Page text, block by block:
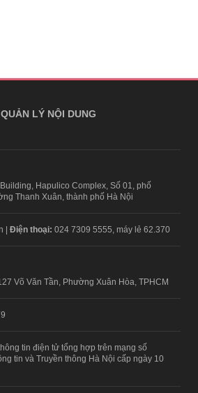
LÝ NỘI DUNG
Hapulico Complex, Số 01, phố
Thanh Xuân, thành phố Hà Nội
| Điện thoại: 024 7309 5555, máy lẻ 62.370
Võ Văn Tần, Phường Xuân Hòa, TPHCM
tin điện tử tổng hợp trên mạng số
tin và Truyền thông Hà Nội cấp ngày 10